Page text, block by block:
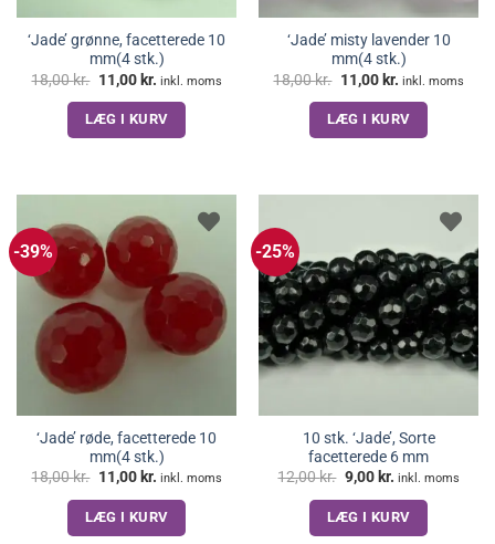
‘Jade’ grønne, facetterede 10
mm(4 stk.)
18,00kr. Den
oprindelige
pris
var:
18,00 kr..
11,00kr. Den
pris
er:
11,00 kr..
inkl. moms
LÆG I KURV
‘Jade’ misty lavender 10
mm(4 stk.)
18,00kr. Den
oprindelige
pris
var:
18,00 kr..
11,00kr. Den
pris
er:
11,00 kr..
inkl. moms
LÆG I KURV
-39%
‘Jade’ røde, facetterede 10
mm(4 stk.)
18,00kr. Den
oprindelige
pris
var:
18,00 kr..
11,00 kr.Den
pris
er:
11,00 kr..
inkl. moms
LÆG I KURV
-25%
10 stk. ‘Jade’, Sorte
facetterede 6 mm
12,00kr. Den
oprindelige
pris
var:
12,00 kr..
9,00 kr.Den
pris
er:
9,00 kr..
inkl. moms
LÆG I KURV